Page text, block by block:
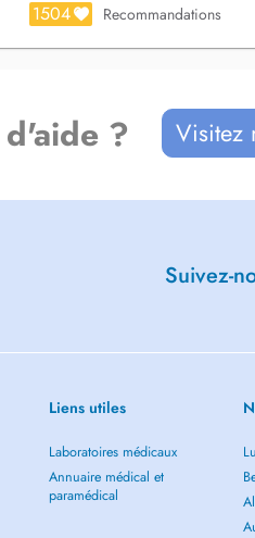
rendez-vous.
ou
1504 Recommandations
? Visitez
Suivez-
Liens utiles
Laboratoires médicaux
Annuaire médical et
paramédical